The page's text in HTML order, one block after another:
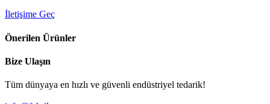
İletişime Geç
Önerilen Ürünler
Bize Ulaşın
Tüm dünyaya en hızlı ve güvenli endüstriyel tedarik!